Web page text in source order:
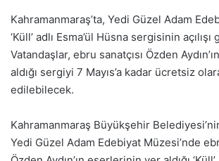
Kahramanmaraş’ta, Yedi Güzel Adam
‘Küll’ adlı Esma’ül Hüsna sergisinin
Vatandaşlar, ebru sanatçısı Özden
aldığı sergiyi 7 Mayıs’a kadar ücretsiz
edilebilecek.
Kahramanmaraş Büyükşehir
Yedi Güzel Adam Edebiyat Müzesi’nde